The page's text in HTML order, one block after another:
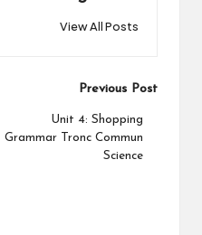
View All Posts
Post
navigation
Previous Post
Unit 4: Shopping
Grammar Tronc Commun
Science